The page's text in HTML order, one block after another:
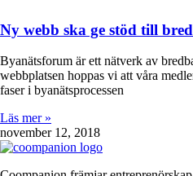
Ny webb ska ge stöd till
Byanätsforum är ett nätverk av
webbplatsen hoppas vi att våra
faser i byanätsprocessen
Läs mer »
november 12, 2018